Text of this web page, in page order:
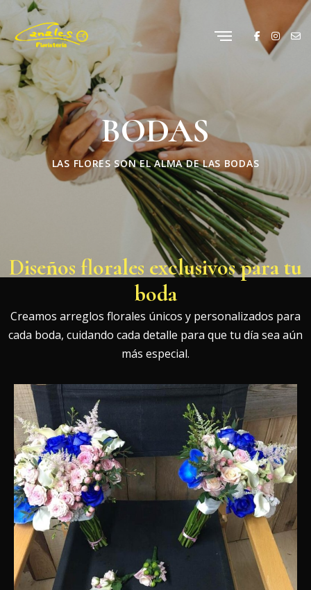
BODAS
LAS FLORES SON EL ALMA DE LAS BODAS
Diseños florales exclusivos para tu
boda
Creamos arreglos florales únicos y personalizados para
cada boda, cuidando cada detalle para que tu día sea aún
más especial.